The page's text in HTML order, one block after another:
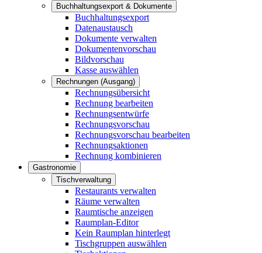
Buchhaltungsexport & Dokumente
Buchhaltungsexport
Datenaustausch
Dokumente verwalten
Dokumentenvorschau
Bildvorschau
Kasse auswählen
Rechnungen (Ausgang)
Rechnungsübersicht
Rechnung bearbeiten
Rechnungsentwürfe
Rechnungsvorschau
Rechnungsvorschau bearbeiten
Rechnungsaktionen
Rechnung kombinieren
Gastronomie
Tischverwaltung
Restaurants verwalten
Räume verwalten
Raumtische anzeigen
Raumplan-Editor
Kein Raumplan hinterlegt
Tischgruppen auswählen